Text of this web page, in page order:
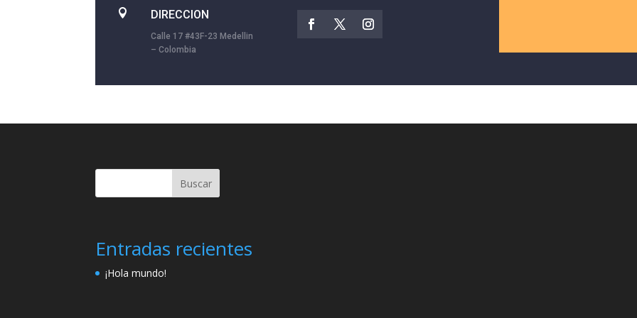
 DIRECCION
Calle 17 #43F-23 Medellin
– Colombia
Buscar
Entradas recientes
¡Hola mundo!